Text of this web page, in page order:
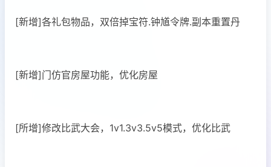
[新增]各礼包物品，双倍掉宝符.钟馗令牌.副本重置丹
[新增]门仿官房屋功能，优化房屋
[所增]修改比武大会，1v1.3v3.5v5模式，优化比武